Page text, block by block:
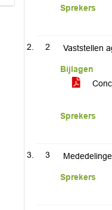
Sprekers
2 Vaststellen
Bijlagen
Sprekers
3
Sprekers